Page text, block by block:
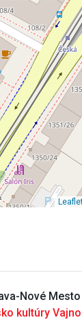
Nové Mesto
kultúry